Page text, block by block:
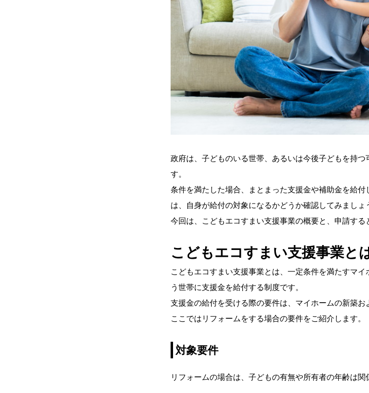
政府は、子どものいる世帯、あるいは今後子どもを持
す。
条件を満たした場合、まとまった支援金や補助金を給
は、自身が給付の対象になるかどうか確認してみましょ
今回は、こどもエコすまい支援事業の概要と、申請する
こどもエコすまい支援事業と
こどもエコすまい支援事業とは、一定条件を満たすマ
う世帯に支援金を給付する制度です。
支援金の給付を受ける際の要件は、マイホームの新築
ここではリフォームをする場合の要件をご紹介します。
対象要件
リフォームの場合は、子どもの有無や所有者の年齢は